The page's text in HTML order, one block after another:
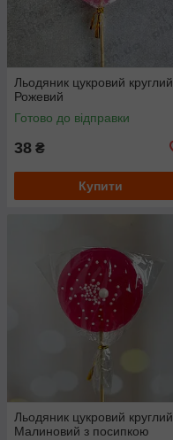
Льодяник цукровий круглий
Рожевий
Готово до відправки
38 ₴
Купити
Льодяник цукровий круглий
Малиновий з посипкою